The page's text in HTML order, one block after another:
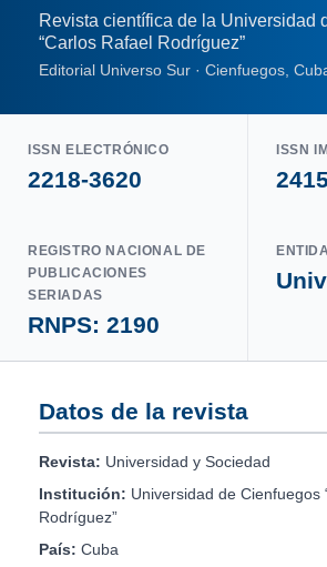
Revista científica de la Universidad
“Carlos Rafael Rodríguez”
Editorial Universo Sur · Cienfuegos,
ISSN ELECTRÓNICO
2218-3620
ISSN
REGISTRO NACIONAL DE
PUBLICACIONES
SERIADAS
RNPS: 2190
Datos de la revista
Revista: Universidad y Sociedad
Institución: Universidad de Cienfuegos
Rodríguez”
País: Cuba